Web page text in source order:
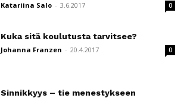
Katariina Salo - 3.6.2017 0
Kuka sitä koulutusta tarvitsee?
Johanna Franzen - 20.4.2017 0
Sinnikkyys – tie menestykseen